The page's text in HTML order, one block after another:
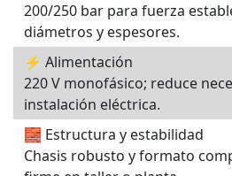
200/250 bar para fuerza
diámetros y espesores.
⚡ Alimentación
220 V monofásico; reduce
instalación eléctrica.
🧱 Estructura y estabilidad
Chasis robusto y formato